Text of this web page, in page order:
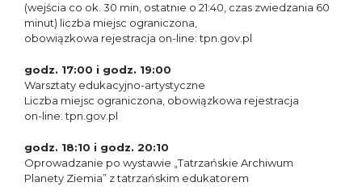
(wejścia co ok. 30 min, ostatnie o 21:40, czas zwiedzania 60
minut) liczba miejsc ograniczona,
obowiązkowa rejestracja on-line: tpn.gov.pl
godz. 17:00 i godz. 19:00
Warsztaty edukacyjno-artystyczne
Liczba miejsc ograniczona, obowiązkowa rejestracja
on-line: tpn.gov.pl
godz. 18:10 i godz. 20:10
Oprowadzanie po wystawie „Tatrzańskie Archiwum
Planety Ziemia” z tatrzańskim edukatorem